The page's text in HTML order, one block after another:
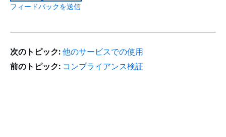
フィードバックを送信
次のトピック: 他のサービスでの使用
前のトピック: コンプライアンス検証